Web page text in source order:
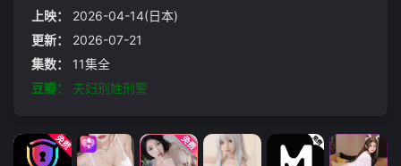
上映：
2026-04-14(日本)
更新：
2026-07-21
集数：
11集全
豆瓣：
夫妇别姓刑警